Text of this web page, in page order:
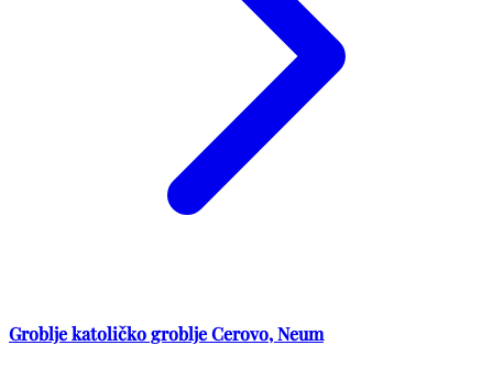
Groblje katoličko groblje Cerovo, Neum